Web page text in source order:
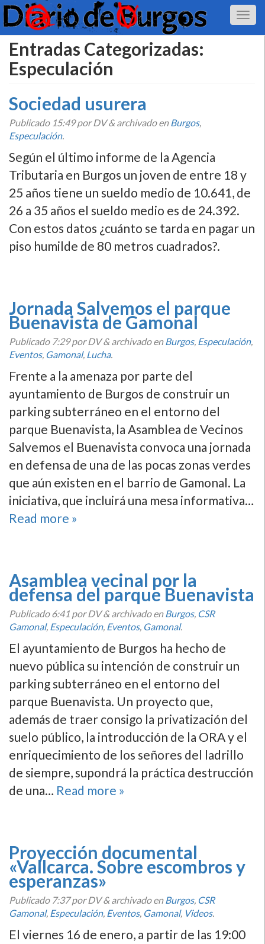
Entradas Categorizadas:
Especulación
Sociedad usurera
Publicado 15:49por DV&archivado enBurgos,
Especulación.
Según el último informe de la Agencia
Tributaria en Burgos un joven de entre 18 y
25 años tiene un sueldo medio de 10.641, de
26 a 35 años el sueldo medio es de 24.392.
Con estos datos ¿cuánto se tarda en pagar un
piso humilde de 80 metros cuadrados?.
Jornada Salvemos el parque
Buenavista de Gamonal
Publicado 7:29por DV&archivado enBurgos, Especulación,
Eventos, Gamonal, Lucha.
Frente a la amenaza por parte del
ayuntamiento de Burgos de construir un
parking subterráneo en el entorno del
parque Buenavista, la Asamblea de Vecinos
Salvemos el Buenavista convoca una jornada
en defensa de una de las pocas zonas verdes
que aún existen en el barrio de Gamonal. La
iniciativa, que incluirá una mesa informativa…
Read more »
Asamblea vecinal por la
defensa del parque Buenavista
Publicado6:41 por DV&archivado enBurgos, CSR
Gamonal, Especulación, Eventos, Gamonal.
El ayuntamiento de Burgos ha hecho de
nuevo pública su intención de construir un
parking subterráneo en el entorno del
parque Buenavista. Un proyecto que,
además de traer consigo la privatización del
suelo público, la introducción de la ORA y el
enriquecimiento de los señores del ladrillo
de siempre, supondrá la práctica destrucción
de una… Read more »
Proyección documental
«Vallcarca. Sobre escombros y
esperanzas»
Publicado 7:37por DV&archivado enBurgos, CSR
Gamonal, Especulación, Eventos, Gamonal, Videos.
El viernes 16 de enero, a partir de las 19:00